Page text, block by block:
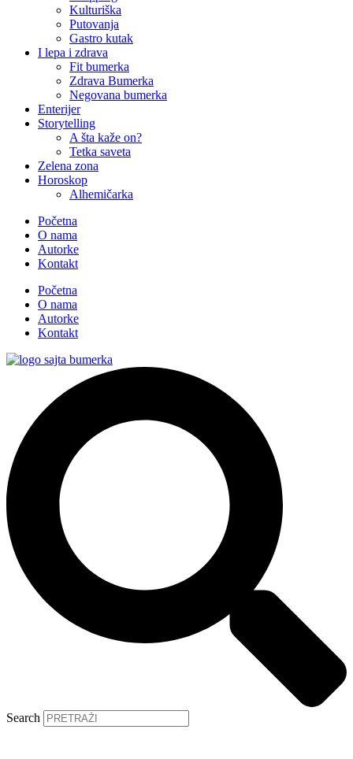
Kulturiška
Putovanja
Gastro kutak
I lepa i zdrava
Fit bumerka
Zdrava Bumerka
Negovana bumerka
Enterijer
Storytelling
A šta kaže on?
Tetka saveta
Zelena zona
Horoskop
Alhemičarka
Početna
O nama
Autorke
Kontakt
Početna
O nama
Autorke
Kontakt
Search